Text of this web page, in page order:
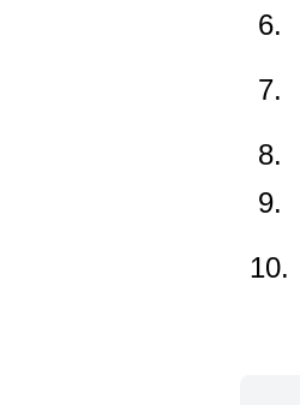
6.
7.
8.
9.
10.